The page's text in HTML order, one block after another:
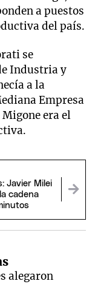
a puestos
del país.
se
Industria y
a la
Empresa
era el
Javier Milei
cadena
alegaron